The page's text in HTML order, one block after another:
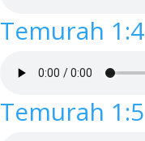
Temurah 1:4
Temurah 1:5